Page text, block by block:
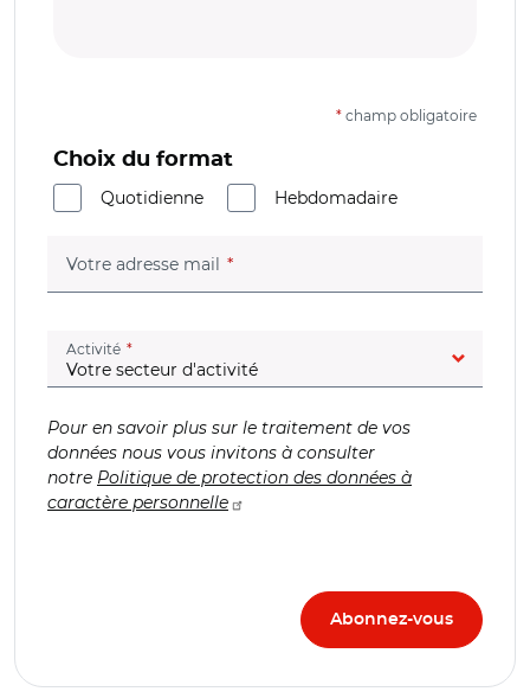
* champ obligatoire
Choix du format
Quotidienne
Hebdomadaire
Votre adresse mail (champ obligatoire)
Activité (champ obligatoire)
Pour en savoir plus sur le traitement de vos
données nous vous invitons à consulter
notre Politique de protection des données à
caractère personnelle